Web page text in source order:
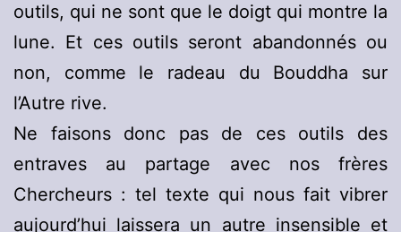
outils, qui ne sont que le doigt qui montre la
lune. Et ces outils seront abandonnés ou
non, comme le radeau du Bouddha sur
l’Autre rive.
Ne faisons donc pas de ces outils des
entraves au partage avec nos frères
Chercheurs : tel texte qui nous fait vibrer
aujourd’hui laissera un autre insensible et